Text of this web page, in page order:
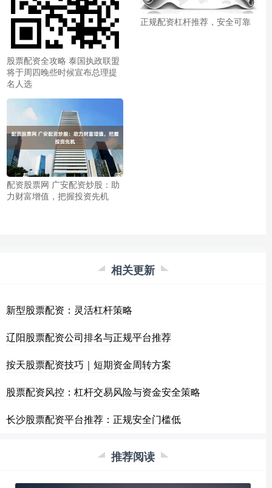
股票配资全攻略 泰国执政联盟
将于周四晚些时候宣布总理提
名人选
正规配资杠杆推荐，安全可靠
配资股票网 广安配资炒股：助
力财富增值，把握投资先机
相关更新
新型股票配资：灵活杠杆策略
辽阳股票配资公司排名与正规平台推荐
按天股票配资技巧｜短期资金周转方案
股票配资风控：杠杆交易风险与资金安全策略
长沙股票配资平台推荐：正规安全门槛低
推荐阅读